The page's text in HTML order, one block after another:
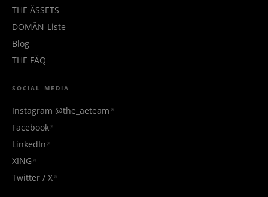
THE ÄSSETS
DOMÄN-Liste
Blog
THE FÄQ
SOCIAL MEDIA
Instagram @the_aeteam
Facebook
LinkedIn
XING
Twitter / X